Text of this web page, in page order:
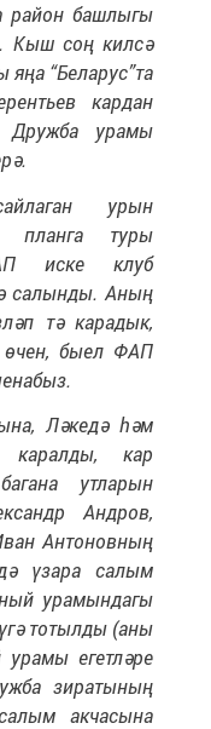
район башлыгы
Кыш соң килсә
“Беларус”та
кардан
Дружба урамы
урын
планга туры
иске клуб
салынды. Аның
тә карадык,
өчен, быел ФАП
Ләкедә һәм
кар
утларын
Андров,
Антоновның
үзара салым
урамындагы
тотылды (аны
урамы егетләре
зиратының
акчасына